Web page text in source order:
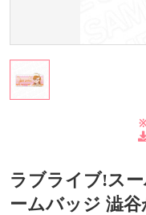
ラブライブ!ス
ームバッジ 澁谷